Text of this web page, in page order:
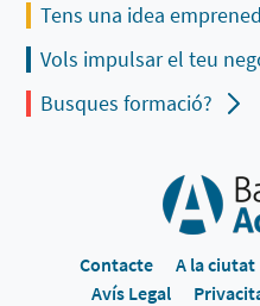
Tens una idea
Vols impulsar el teu
Busques formació?
Contacte A la ciutat
Avís Legal